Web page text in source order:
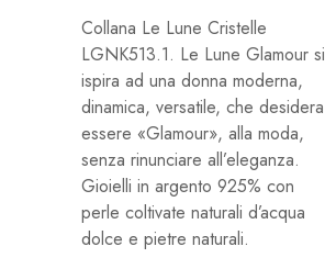
Collana Le Lune Cristelle
LGNK513.1. Le Lune Glamour si
ispira ad una donna moderna,
dinamica, versatile, che desidera
essere «Glamour», alla moda,
senza rinunciare all’eleganza.
Gioielli in argento 925% con
perle coltivate naturali d’acqua
dolce e pietre naturali.